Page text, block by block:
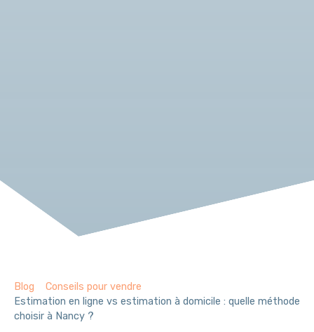
Blog
Conseils pour vendre
Estimation en ligne vs estimation à domicile : quelle méthode
choisir à Nancy ?